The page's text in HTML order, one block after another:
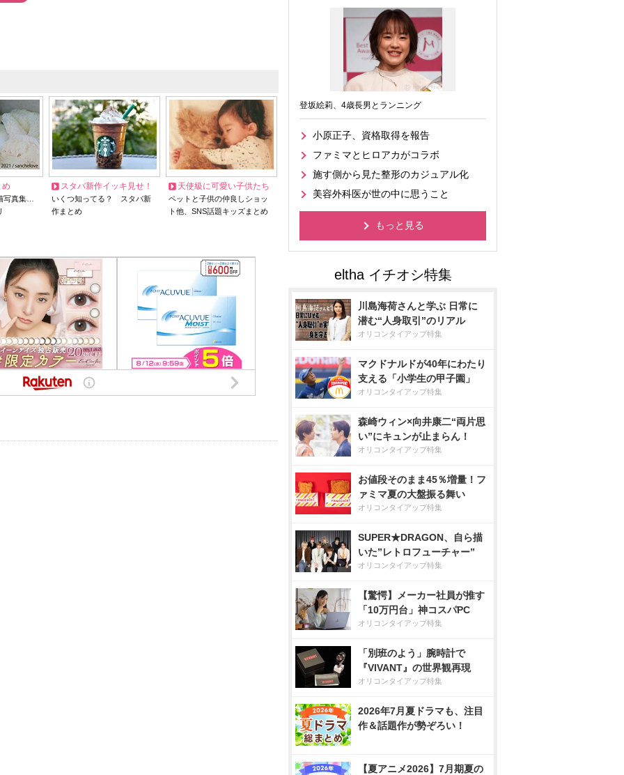
め
写真集…
スタバ新作イッキ見せ！
いくつ知ってる？ スタバ新
作まとめ
天使級に可愛い子供たち
ペットと子供の仲良しショッ
ト他、SNS話題キッズまとめ
登坂絵莉、4歳長男とランニング
小原正子、資格取得を報告
ファミマとヒロアカがコラボ
施す側から見た整形のカジュアル化
美容外科医が世の中に思うこと
もっと見る
川島海荷さんと学ぶ 日常に
潜む“人身取引”のリアル
オリコンタイアップ特集
マクドナルドが40年にわたり
支える「小学生の甲子園」
オリコンタイアップ特集
森崎ウィン×向井康二“両片思
い”にキュンが止まらん！
オリコンタイアップ特集
お値段そのまま45％増量！フ
ァミマ夏の大盤振る舞い
オリコンタイアップ特集
SUPER★DRAGON、自ら描
いた”レトロフューチャー”
オリコンタイアップ特集
【驚愕】メーカー社員が推す
「10万円台」神コスパPC
オリコンタイアップ特集
「別班のよう」腕時計で
『VIVANT』の世界観再現
オリコンタイアップ特集
2026年7月夏ドラマも、注目
作＆話題作が勢ぞろい！
【夏アニメ2026】7月期夏の